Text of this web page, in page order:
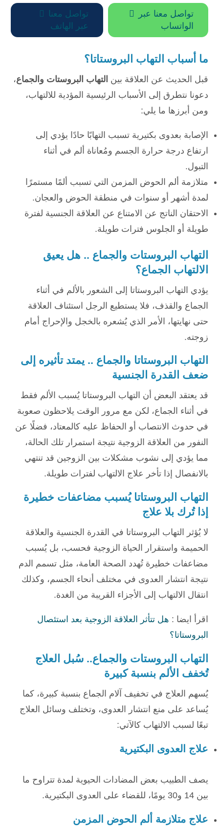

تواصل معنا
عبر الهاتف

تواصل معنا عبر
الواتساب
ما أسباب التهاب البروستاتا؟
قبل الحديث عن العلاقة بين التهاب البروستات والجماع،
دعونا نتطرق إلى الأسباب الرئيسية المؤدية للالتهاب،
ومن أبرزها ما يلي:
الإصابة بعدوى بكتيرية تسبب التهابًا حادًا يؤدي إلى
ارتفاع درجة حرارة الجسم ومُعاناة ألم في أثناء
التبول.
متلازمة ألم الحوض المزمن التي تسبب ألمًا مستمرًا
لمدة أشهر أو سنوات في منطقة الحوض والعجان.
الاحتقان الناتج عن الامتناع عن العلاقة الجنسية لفترة
طويلة أو الجلوس فترات طويلة.
التهاب البروستات والجماع .. هل يعيق
الالتهاب الجماع؟
يؤدي التهاب البروستاتا إلى الشعور بالألم في أثناء
الجماع والقذف، فلا يستطيع الرجل استئناف العلاقة
حتى نهايتها، الأمر الذي يُشعره بالخجل والإحراج أمام
زوجته.
التهاب البروستاتا والجماع .. يمتد تأثيره إلى
ضعف القدرة الجنسية
قد يعتقد البعض أن التهاب البروستاتا يُسبب الألم فقط
في أثناء الجماع، لكن مع مرور الوقت يلاحظون صعوبة
في حدوث الانتصاب أو الحفاظ عليه كالمعتاد، فضلًا عن
النفور من العلاقة الزوجية نتيجة استمرار تلك الحالة،
مما يؤدي إلى نشوب مشكلات بين الزوجين قد تنتهي
بالانفصال إذا تأخر علاج الالتهاب لفترات طويلة.
التهاب البروستاتا يُسبب مضاعفات خطيرة
إذا تُرك بلا علاج
لا يُؤثر التهاب البروستاتا في القدرة الجنسية والعلاقة
الحميمة واستقرار الحياة الزوجية فحسب، بل يُسبب
مضاعفات خطيرة تُهدد الصحة العامة، مثل تسمم الدم
نتيجة انتشار العدوى في مختلف أنحاء الجسم، وكذلك
انتقال الالتهاب إلى الأجزاء القريبة من الغدة.
اقرأ ايضا : هل تتأثر العلاقة الزوجية بعد استئصال
البروستاتا؟
التهاب البروستات والجماع.. سُبل العلاج
تُخفف الألم بنسبة كبيرة
يُسهم العلاج في تخفيف آلام الجماع بنسبة كبيرة، كما
يُساعد على منع انتشار العدوى، وتختلف وسائل العلاج
تبعًا لسبب الالتهاب كالآتي:
علاج العدوى البكتيرية
يصف الطبيب بعض المضادات الحيوية لمدة تتراوح ما
بين 14 و30 يومًا، للقضاء على العدوى البكتيرية.
علاج متلازمة ألم الحوض المزمن